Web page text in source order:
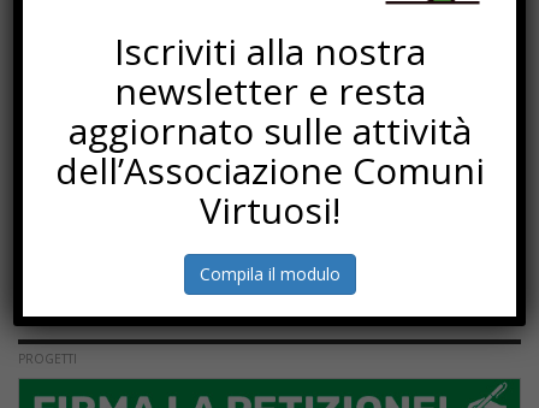
PROGETTI
Iscriviti alla nostra
newsletter e resta
aggiornato sulle attività
dell’Associazione Comuni
Virtuosi!
Compila il modulo